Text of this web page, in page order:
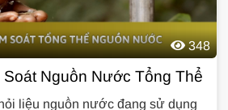
348
Soát Nguồn Nước Tổng Thể
liệu nguồn nước đang sử dụng